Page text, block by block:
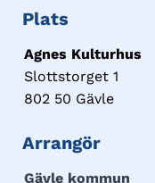
Plats
Agnes Kulturhus
Slottstorget 1
802 50 Gävle
Arrangör
Gävle kommun